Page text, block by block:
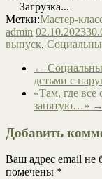
Загрузка...
Метки:Мастер-
admin 02.10.2023
выпуск,
←
детьми с
«Там, где все
запятую…» →
Добавить
Ваш адрес email не
помечены *